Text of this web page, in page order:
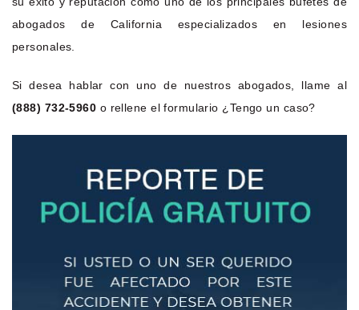
abogados de California especializados en lesiones
personales.
Si desea hablar con uno de nuestros abogados, llame al
(888) 732-5960 o rellene el formulario ¿Tengo un caso?